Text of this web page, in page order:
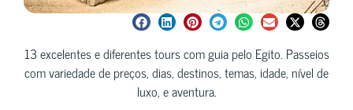
13 excelentes e diferentes tours com guia pelo Egito. Passeios
com variedade de preços, dias, destinos, temas, idade, nível de
luxo, e aventura.